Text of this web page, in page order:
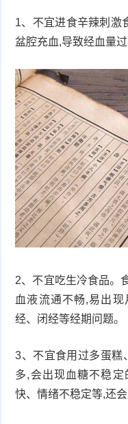
1、不宜进食辛辣刺激
盆腔充血,导致经血量过
2、不宜吃生冷食品。
血液流通不畅,易出
经、闭经等经期问题。
3、不宜食用过多蛋糕
多,会出现血糖不稳
快、情绪不稳定等,还会